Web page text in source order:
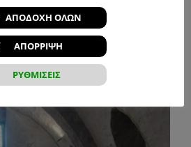
ΡΥΘΜΙΣΕΙΣ
ΑΠΟΔΟΧΗ ΟΛΩΝ
ΑΠΟΡΡΙΨΗ